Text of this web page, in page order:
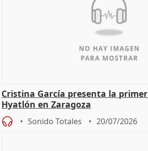
Cristina García presenta la
Hyatlón en Zaragoza
Sonido Totales 20/07/2026